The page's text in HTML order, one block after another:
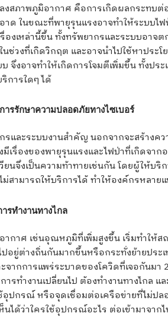
สภาพภูมิอากาศ คือการเกิดผลกระทบต่
าด ในขณะที่พายุรุนแรงอาจทำให้ระบบไ
องเหล่านี้ขึ้น ทั้งทรัพยากรและระบบอาจ
ช่วงที่เกิดวิกฤต และอาจนำไปใช้หาประ
งอาจทำให้เกิดการโจมตีเพิ่มขึ้น ทั้งประ
การใดๆ ได้
รรักษาความปลอดภัยทางไซเบอร์
และระบบงานสำคัญ นอกจากจะสร้างค
เรื่องของพายุรุนแรงและไฟป่าที่เกิดจาก
นจึงเป็นความท้าทายเช่นกัน โดยผู้ให้บ
สามารถให้บริการได้ ทำให้องค์กรหลาย
รทำงานทางไกล
กาศ เช่นอุณหภูมิที่เพิ่มสูงขึ้น เริ่มทำให้
อยู่ต่างถิ่นกันมากขึ้นหรือกระทั่งย้ายประ
จากการแพร่ระบาดของโควิดที่เจอกันม
รทำงานเปลี่ยนไป ต้องทำงานทางไกล
อุปกรณ์ หรือจุดเชื่อมต่อเครือข่ายที่ไม่ปล
ได้ว่าใครใช้อุปกรณ์อะไร ต่อเข้ามาจาก